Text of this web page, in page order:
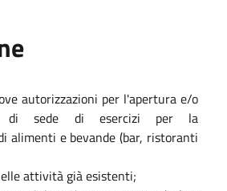
autorizzazioni per l'apertura e/o
di sede di esercizi per la
alimenti e bevande (bar, ristoranti
attività già esistenti;